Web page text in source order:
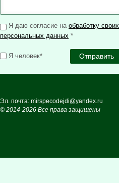
Я даю согласие на обработку своих
персональных данных *
Я человек*
Эл. почта: mirspecodejdi@yandex.ru
© 2014-2026 Все права защищены